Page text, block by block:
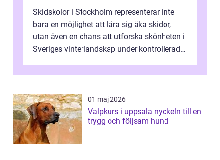
Skidskolor i Stockholm representerar inte
bara en möjlighet att lära sig åka skidor,
utan även en chans att utforska skönheten i
Sveriges vinterlandskap under kontrollerade
01 maj 2026
Valpkurs i uppsala nyckeln till en
trygg och följsam hund